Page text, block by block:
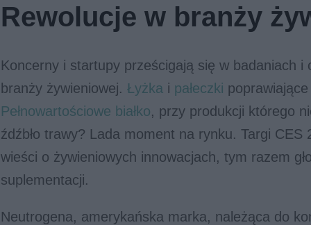
Rewolucje w branży
Koncerny i startupy prześcigają się w badaniach
branży żywieniowej. Łyżka i pałeczki
Pełnowartościowe białko, przy produkcji którego
źdźbło trawy? Lada moment na rynku. Targi
wieści o żywieniowych innowacjach, tym razem
suplementacji.
Neutrogena, amerykańska marka, należąca do